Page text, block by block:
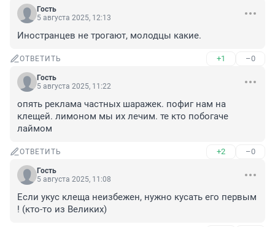
Гость
5 августа 2025, 12:13
Иностранцев не трогают, молодцы какие.
ОТВЕТИТЬ +1 –0
Гость
5 августа 2025, 11:22
опять реклама частных шаражек. пофиг нам на
клещей. лимоном мы их лечим. те кто побогаче
лаймом
ОТВЕТИТЬ +2 –0
Гость
5 августа 2025, 11:08
Если укус клеща неизбежен, нужно кусать его первым
! (кто-то из Великих)